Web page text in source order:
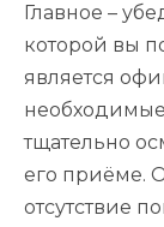
Главное –
которой вы
является
тщательно
его приёме.
отсутствие